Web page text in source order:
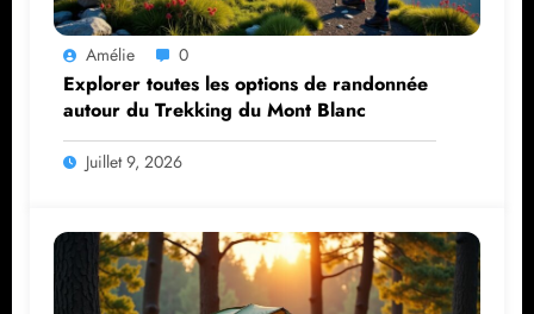
Amélie 0
Explorer toutes les options de randonnée
autour du Trekking du Mont Blanc
Juillet 9, 2026